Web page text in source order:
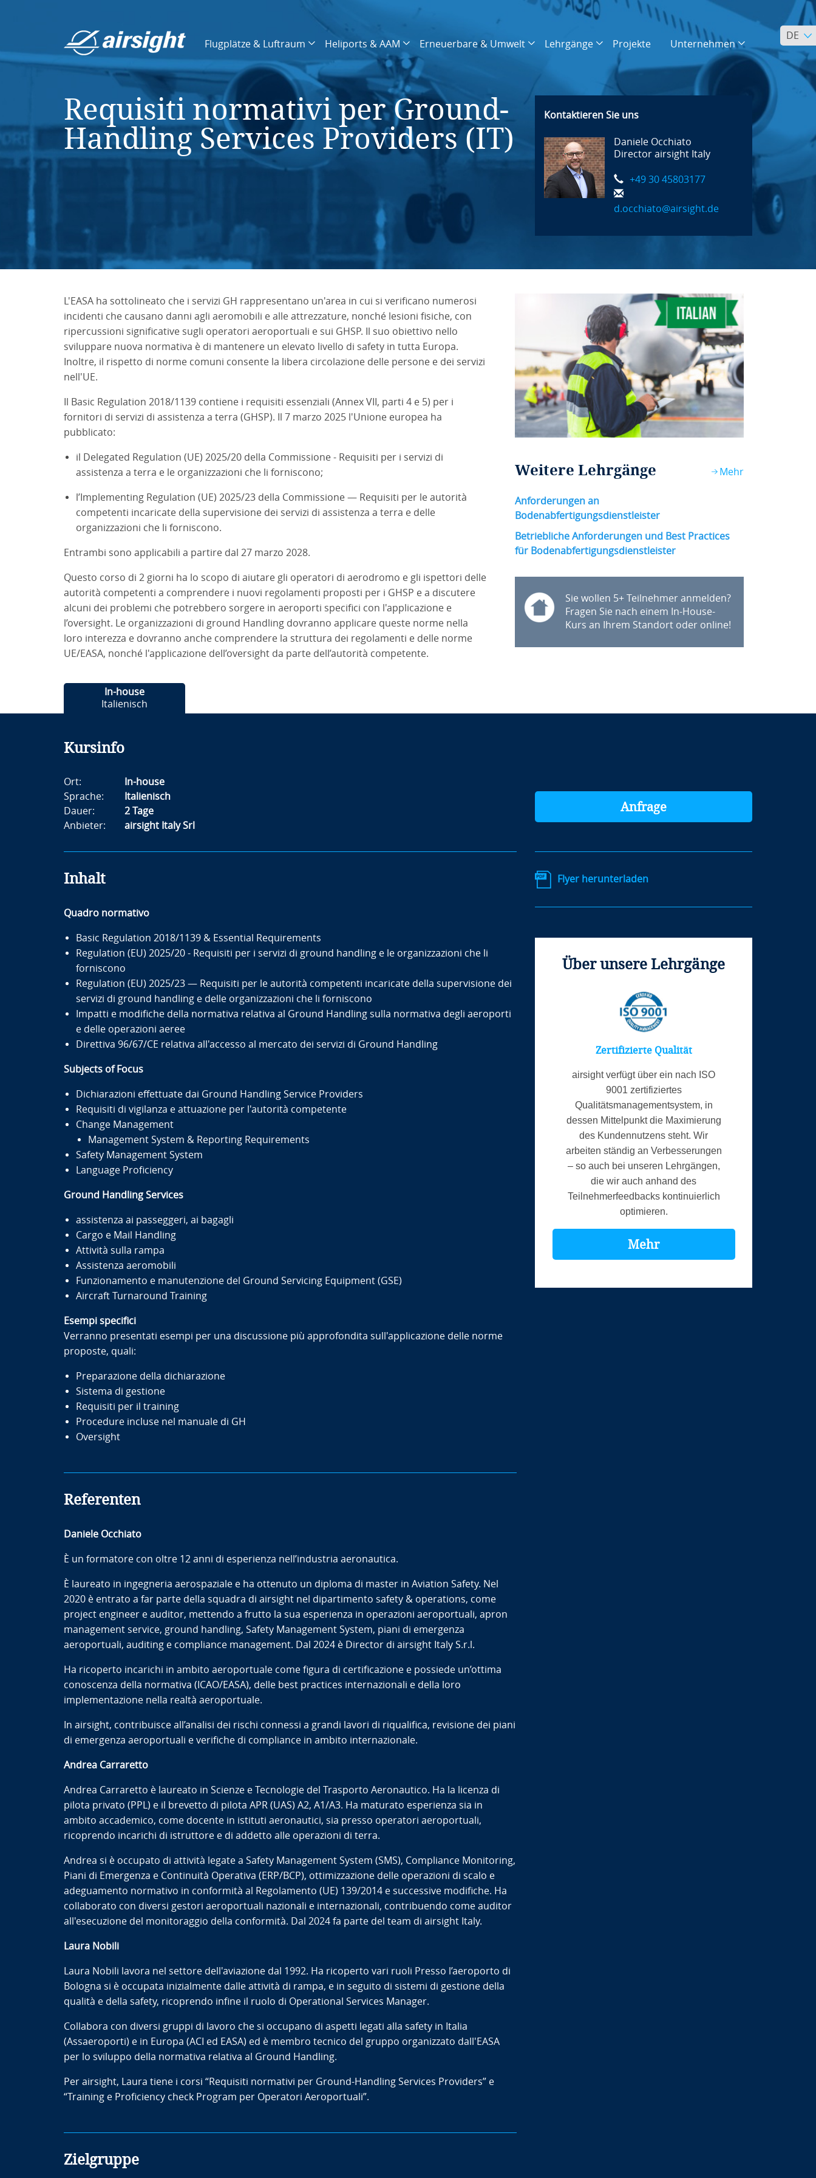
Flugplätze & Luftraum Heliports & AAM Erneuerbare & Umwelt Lehrgänge Projekte Unternehmen
DE
Requisiti normativi per Ground-
Handling Services Providers (IT)
Kontaktieren Sie uns
Daniele Occhiato
Director airsight Italy
+49 30 45803177
d.occhiato@airsight.de
L'EASA ha sottolineato che i servizi GH rappresentano un'area in cui si verificano numerosi
incidenti che causano danni agli aeromobili e alle attrezzature, nonché lesioni fisiche, con
ripercussioni significative sugli operatori aeroportuali e sui GHSP. Il suo obiettivo nello
sviluppare nuova normativa è di mantenere un elevato livello di safety in tutta Europa.
Inoltre, il rispetto di norme comuni consente la libera circolazione delle persone e dei servizi
nell'UE.
Il Basic Regulation 2018/1139 contiene i requisiti essenziali (Annex VII, parti 4 e 5) per i
fornitori di servizi di assistenza a terra (GHSP). Il 7 marzo 2025 l'Unione europea ha
pubblicato:
il Delegated Regulation (UE) 2025/20 della Commissione - Requisiti per i servizi di
assistenza a terra e le organizzazioni che li forniscono;
l’Implementing Regulation (UE) 2025/23 della Commissione — Requisiti per le autorità
competenti incaricate della supervisione dei servizi di assistenza a terra e delle
organizzazioni che li forniscono.
Entrambi sono applicabili a partire dal 27 marzo 2028.
Questo corso di 2 giorni ha lo scopo di aiutare gli operatori di aerodromo e gli ispettori delle
autorità competenti a comprendere i nuovi regolamenti proposti per i GHSP e a discutere
alcuni dei problemi che potrebbero sorgere in aeroporti specifici con l'applicazione e
l’oversight. Le organizzazioni di ground Handling dovranno applicare queste norme nella
loro interezza e dovranno anche comprendere la struttura dei regolamenti e delle norme
UE/EASA, nonché l'applicazione dell’oversight da parte dell’autorità competente.
Weitere Lehrgänge Mehr
Anforderungen an
Bodenabfertigungsdienstleister
Betriebliche Anforderungen und Best Practices
für Bodenabfertigungsdienstleister
Sie wollen 5+ Teilnehmer anmelden?
Fragen Sie nach einem In-House-
Kurs an Ihrem Standort oder online!
In-house
Italienisch
Kursinfo
Ort:
In-house
Sprache:
Italienisch
Dauer:
2 Tage
Anbieter:
airsight Italy Srl
Inhalt
Quadro normativo
Basic Regulation 2018/1139 & Essential Requirements
Regulation (EU) 2025/20 - Requisiti per i servizi di ground handling e le organizzazioni che li
forniscono
Regulation (EU) 2025/23 — Requisiti per le autorità competenti incaricate della supervisione dei
servizi di ground handling e delle organizzazioni che li forniscono
Impatti e modifiche della normativa relativa al Ground Handling sulla normativa degli aeroporti
e delle operazioni aeree
Direttiva 96/67/CE relativa all'accesso al mercato dei servizi di Ground Handling
Subjects of Focus
Dichiarazioni effettuate dai Ground Handling Service Providers
Requisiti di vigilanza e attuazione per l'autorità competente
Change Management
Management System & Reporting Requirements
Safety Management System
Language Proficiency
Ground Handling Services
assistenza ai passeggeri, ai bagagli
Cargo e Mail Handling
Attività sulla rampa
Assistenza aeromobili
Funzionamento e manutenzione del Ground Servicing Equipment (GSE)
Aircraft Turnaround Training
Esempi specifici
Verranno presentati esempi per una discussione più approfondita sull'applicazione delle norme
proposte, quali:
Preparazione della dichiarazione
Sistema di gestione
Requisiti per il training
Procedure incluse nel manuale di GH
Oversight
Referenten
Daniele Occhiato
È un formatore con oltre 12 anni di esperienza nell’industria aeronautica.
È laureato in ingegneria aerospaziale e ha ottenuto un diploma di master in Aviation Safety. Nel
2020 è entrato a far parte della squadra di airsight nel dipartimento safety & operations, come
project engineer e auditor, mettendo a frutto la sua esperienza in operazioni aeroportuali, apron
management service, ground handling, Safety Management System, piani di emergenza
aeroportuali, auditing e compliance management. Dal 2024 è Director di airsight Italy S.r.l.
Ha ricoperto incarichi in ambito aeroportuale come figura di certificazione e possiede un’ottima
conoscenza della normativa (ICAO/EASA), delle best practices internazionali e della loro
implementazione nella realtà aeroportuale.
In airsight, contribuisce all’analisi dei rischi connessi a grandi lavori di riqualifica, revisione dei piani
di emergenza aeroportuali e verifiche di compliance in ambito internazionale.
Andrea Carraretto
Andrea Carraretto è laureato in Scienze e Tecnologie del Trasporto Aeronautico. Ha la licenza di
pilota privato (PPL) e il brevetto di pilota APR (UAS) A2, A1/A3. Ha maturato esperienza sia in
ambito accademico, come docente in istituti aeronautici, sia presso operatori aeroportuali,
ricoprendo incarichi di istruttore e di addetto alle operazioni di terra.
Andrea si è occupato di attività legate a Safety Management System (SMS), Compliance Monitoring,
Piani di Emergenza e Continuità Operativa (ERP/BCP), ottimizzazione delle operazioni di scalo e
adeguamento normativo in conformità al Regolamento (UE) 139/2014 e successive modifiche. Ha
collaborato con diversi gestori aeroportuali nazionali e internazionali, contribuendo come auditor
all'esecuzione del monitoraggio della conformità. Dal 2024 fa parte del team di airsight Italy.
Laura Nobili
Laura Nobili lavora nel settore dell'aviazione dal 1992. Ha ricoperto vari ruoli Presso l’aeroporto di
Bologna si è occupata inizialmente dalle attività di rampa, e in seguito di sistemi di gestione della
qualità e della safety, ricoprendo infine il ruolo di Operational Services Manager.
Collabora con diversi gruppi di lavoro che si occupano di aspetti legati alla safety in Italia
(Assaeroporti) e in Europa (ACI ed EASA) ed è membro tecnico del gruppo organizzato dall'EASA
per lo sviluppo della normativa relativa al Ground Handling.
Per airsight, Laura tiene i corsi “Requisiti normativi per Ground-Handling Services Providers” e
“Training e Proficiency check Program per Operatori Aeroportuali”.
Zielgruppe
Anfrage
Flyer herunterladen
Über unsere Lehrgänge
Zertifizierte Qualität
airsight verfügt über ein nach ISO
9001 zertifiziertes
Qualitätsmanagementsystem, in
dessen Mittelpunkt die Maximierung
des Kundennutzens steht. Wir
arbeiten ständig an Verbesserungen
– so auch bei unseren Lehrgängen,
die wir auch anhand des
Teilnehmerfeedbacks kontinuierlich
optimieren.
Mehr